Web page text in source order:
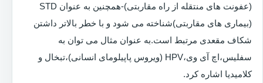
(عفونت های منتقله از راه مقاربتی)-همچنین به عنوان STD
(بیماری های مقاربتی)شناخته می شود و با خطر بالاتر داشتن
شکاف مقعدی مرتبط است.به عنوان مثال می توان به
سفلیس،اچ آی وی،HPV (ویروس پاپیلومای انسانی)،تبخال و
کلامیدیا اشاره کرد.